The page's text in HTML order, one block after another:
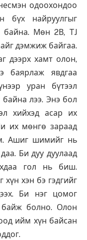
одоохондоо
бүх найруулгыг
байна. Мөн 2В, TJ
дэмжиж байгаа.
дээрх хамт олон,
баярлаж явдгаа
уран бүтээл
лээ. Энэ бол
хийхэд асар их
их мөнгө зараад
Ашиг шимийг нь
Би дуу дуулаад
гол нь биш.
хүн хэн бэ гэдгийг
Би нэг цомог
байж болно. Олон
ийм хүн байсан